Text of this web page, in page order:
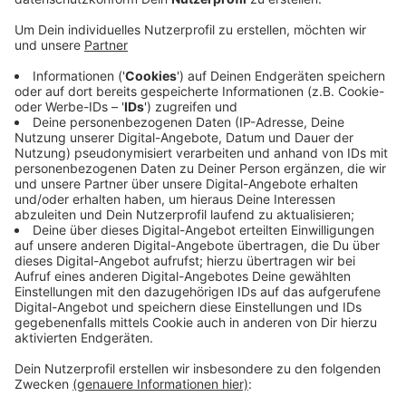
Anzeige
Allerdings könnten die Köder auch Folge einer
Rattenplage sein. Laut Bürgermeister bestehe die
Möglichkeit, dass es sich bei Ködern um Versuche
handelt, Ratten zu bekämpfen. Die Stadt Willich hat
wegen der vielen neuen Giftköder einen
Ansprechpartner benannt.
Ansprechpartner ist aktuell Arndt Legr vom
Geschäftsbereich Personenstand und Ordnung (02154
– 94 96 70, arndt.legr@stadt-willich.de).
Anzeige